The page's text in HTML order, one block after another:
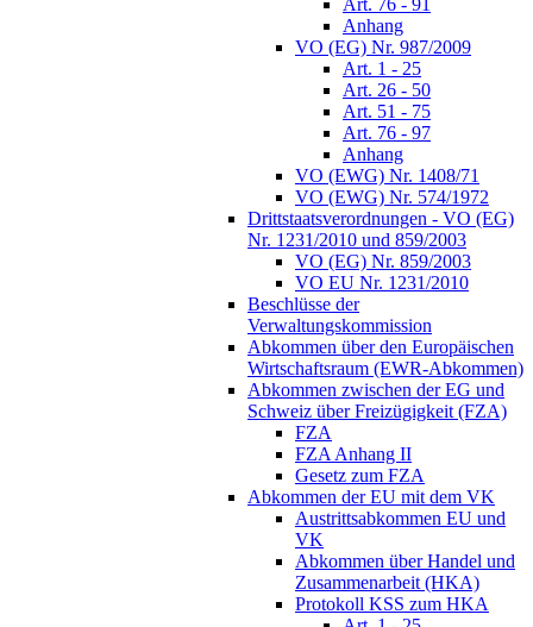
Anhang
VO (EG) Nr. 987/2009
Art. 1 - 25
Art. 26 - 50
Art. 51 - 75
Art. 76 - 97
Anhang
VO (EWG) Nr. 1408/71
VO (EWG) Nr. 574/1972
Drittstaatsverordnungen - VO (EG)
Nr. 1231/2010 und 859/2003
VO (EG) Nr. 859/2003
VO EU Nr. 1231/2010
Beschlüsse der
Verwaltungskommission
Abkommen über den Europäischen
Wirtschaftsraum (EWR-Abkommen)
Abkommen zwischen der EG und
Schweiz über Freizügigkeit (FZA)
FZA
FZA Anhang II
Gesetz zum FZA
Abkommen der EU mit dem VK
Austrittsabkommen EU und
VK
Abkommen über Handel und
Zusammenarbeit (HKA)
Protokoll KSS zum HKA